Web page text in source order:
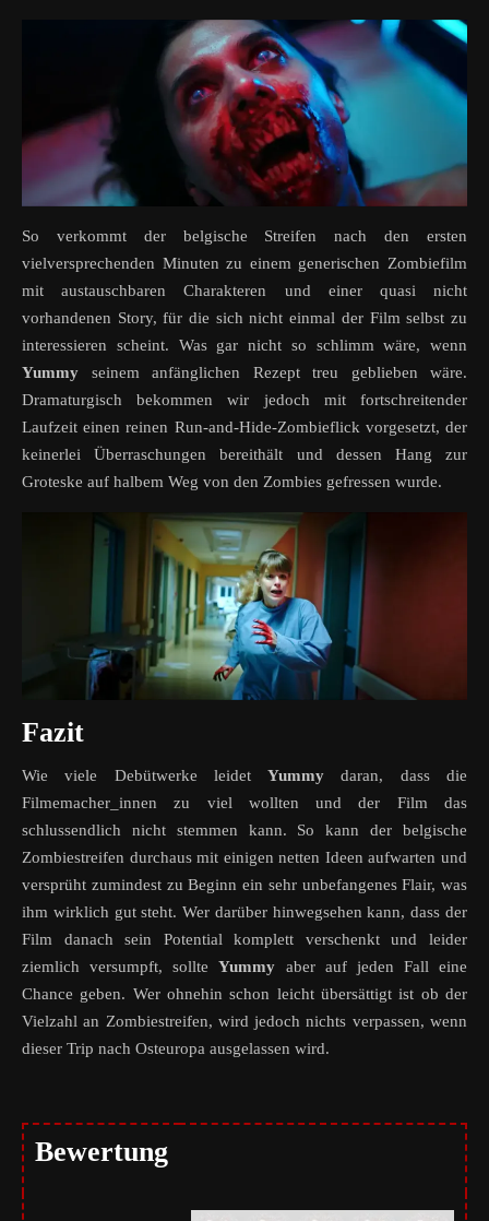
So verkommt der belgische Streifen nach den ersten
vielversprechenden Minuten zu einem generischen Zombiefilm
mit austauschbaren Charakteren und einer quasi nicht
vorhandenen Story, für die sich nicht einmal der Film selbst zu
interessieren scheint. Was gar nicht so schlimm wäre, wenn
Yummy seinem anfänglichen Rezept treu geblieben wäre.
Dramaturgisch bekommen wir jedoch mit fortschreitender
Laufzeit einen reinen Run-and-Hide-Zombieflick vorgesetzt, der
keinerlei Überraschungen bereithält und dessen Hang zur
Groteske auf halbem Weg von den Zombies gefressen wurde.
Fazit
Wie viele Debütwerke leidetYummy daran, dass die
Filmemacher_innen zu viel wollten und der Film das
schlussendlich nicht stemmen kann. So kann der belgische
Zombiestreifen durchaus mit einigen netten Ideen aufwarten und
versprüht zumindest zu Beginn ein sehr unbefangenes Flair, was
ihm wirklich gut steht. Wer darüber hinwegsehen kann, dass der
Film danach sein Potential komplett verschenkt und leider
ziemlich versumpft, sollteYummy aber auf jeden Fall eine
Chance geben. Wer ohnehin schon leicht übersättigt ist ob der
Vielzahl an Zombiestreifen, wird jedoch nichts verpassen, wenn
dieser Trip nach Osteuropa ausgelassen wird.
Bewertung